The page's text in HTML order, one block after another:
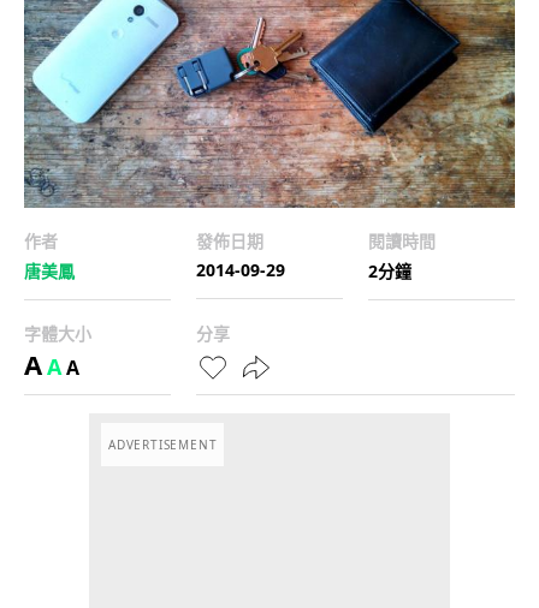
作者
唐美鳳
發佈日期
2014-09-29
閱讀時間
2分鐘
字體大小
AAA
分享
ADVERTISEMENT